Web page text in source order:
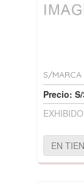
S/MARCA
Precio:
EN